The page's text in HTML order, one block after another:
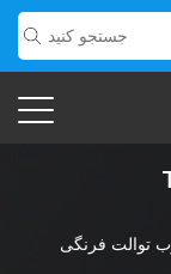
توالت فرنگی